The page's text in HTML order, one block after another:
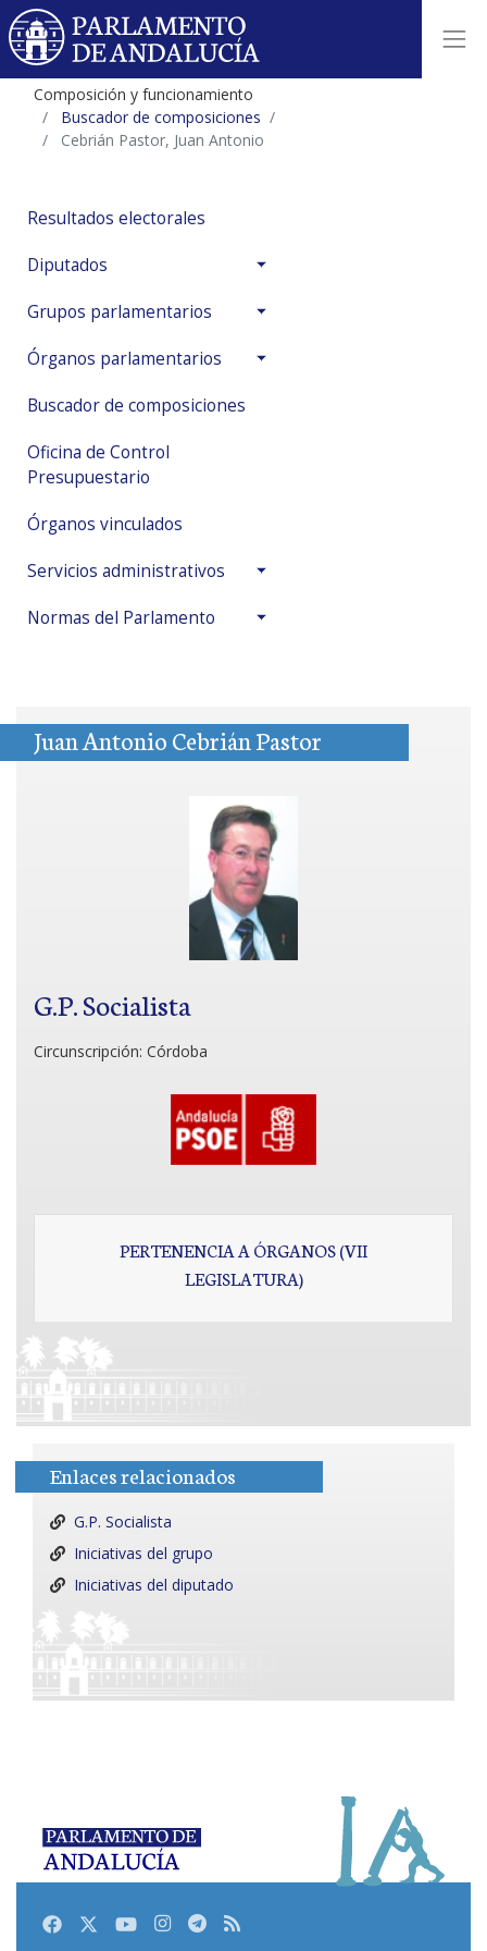
Composición y funcionamiento
Buscador de composiciones
Cebrián Pastor, Juan Antonio
Resultados electorales
Diputados
Grupos parlamentarios
Órganos parlamentarios
Buscador de composiciones
Oficina de Control
Presupuestario
Órganos vinculados
Servicios administrativos
Normas del Parlamento
Juan Antonio Cebrián Pastor
G.P. Socialista
Circunscripción: Córdoba
PERTENENCIA A ÓRGANOS (VII
LEGISLATURA)
Enlaces relacionados
G.P. Socialista
Iniciativas del grupo
Iniciativas del diputado
FacebookTwitterYoutubeInstagram
Telegram
RSS